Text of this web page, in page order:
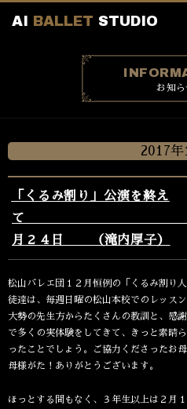
A BA L L ET STU D O
お知ら
2017年
「くるみ割り」公演を終え
て
月２４日 （滝内厚子）
松山バレエ団１２月恒例の「くるみ割り
徒達は、毎週日曜の松山本校でのレッス
大勢の先生方からたくさんの教訓と、感
で多くの実体験をしてきて、きっと素晴
ったことでしょう。ご協力くださったお
母様がた！ありがとうございます。
ほっとする間もなく、３年生以上は２月